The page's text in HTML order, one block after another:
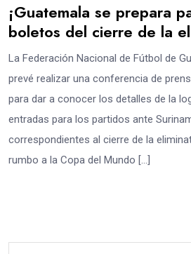
¡Guatemala se prepara
boletos del cierre de la
La Federación Nacional de Fútbol de
prevé realizar una conferencia de
para dar a conocer los detalles de la
entradas para los partidos ante
correspondientes al cierre de la
rumbo a la Copa del Mundo […]